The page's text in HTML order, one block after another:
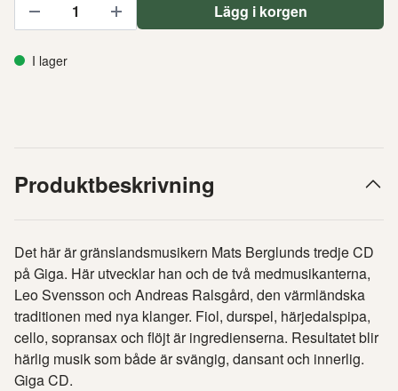
Lägg i korgen
I lager
Produktbeskrivning
Det här är gränslandsmusikern Mats Berglunds tredje CD
på Giga. Här utvecklar han och de två medmusikanterna,
Leo Svensson och Andreas Ralsgård, den värmländska
traditionen med nya klanger. Fiol, durspel, härjedalspipa,
cello, sopransax och flöjt är ingredienserna. Resultatet blir
härlig musik som både är svängig, dansant och innerlig.
Giga CD.